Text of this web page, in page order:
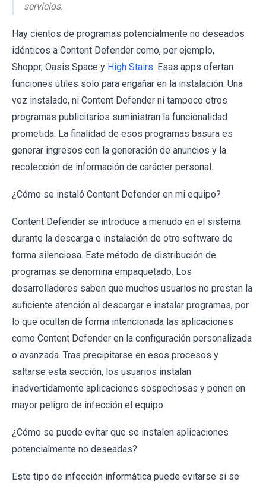
servicios.
Hay cientos de programas potencialmente no deseados
idénticos a Content Defender como, por ejemplo,
Shoppr, Oasis Space y High Stairs. Esas apps ofertan
funciones útiles solo para engañar en la instalación. Una
vez instalado, ni Content Defender ni tampoco otros
programas publicitarios suministran la funcionalidad
prometida. La finalidad de esos programas basura es
generar ingresos con la generación de anuncios y la
recolección de información de carácter personal.
¿Cómo se instaló Content Defender en mi equipo?
Content Defender se introduce a menudo en el sistema
durante la descarga e instalación de otro software de
forma silenciosa. Este método de distribución de
programas se denomina empaquetado. Los
desarrolladores saben que muchos usuarios no prestan la
suficiente atención al descargar e instalar programas, por
lo que ocultan de forma intencionada las aplicaciones
como Content Defender en la configuración personalizada
o avanzada. Tras precipitarse en esos procesos y
saltarse esta sección, los usuarios instalan
inadvertidamente aplicaciones sospechosas y ponen en
mayor peligro de infección el equipo.
¿Cómo se puede evitar que se instalen aplicaciones
potencialmente no deseadas?
Este tipo de infección informática puede evitarse si se